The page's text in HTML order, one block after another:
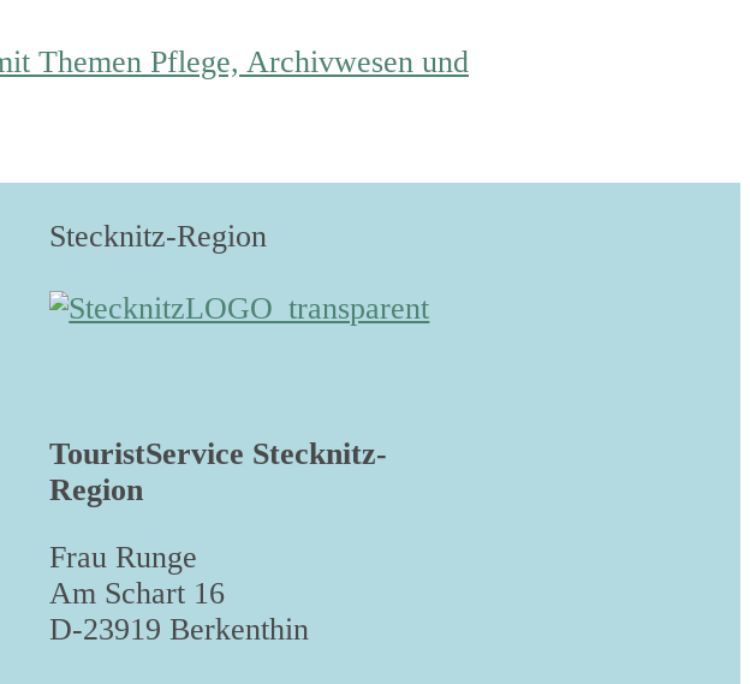
Themen Pflege, Archivwesen und
Stecknitz-Region
TouristService Stecknitz-
Region
Frau Runge
Am Schart 16
D-23919 Berkenthin